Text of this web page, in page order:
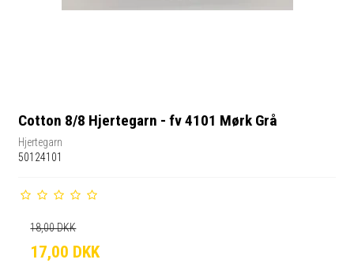
Cotton 8/8 Hjertegarn - fv 4101 Mørk Grå
Hjertegarn
50124101
18,00 DKK
17,00 DKK